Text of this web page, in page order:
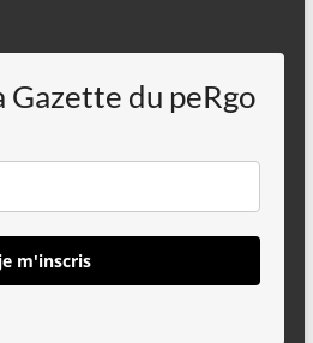
Gazette du peRgo
je m'inscris